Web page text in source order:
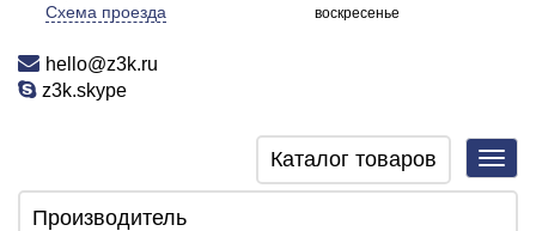
Схема проезда
воскресенье
hello@z3k.ru
z3k.skype
Каталог товаров
Производитель